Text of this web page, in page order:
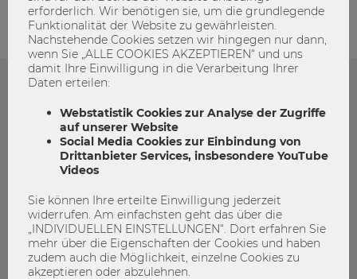
erforderlich. Wir benötigen sie, um die grundlegende
Funktionalität der Website zu gewährleisten.
Nachstehende Cookies setzen wir hingegen nur dann,
wenn Sie „ALLE COOKIES AKZEPTIEREN“ und uns
damit Ihre Einwilligung in die Verarbeitung Ihrer
Daten erteilen:
Webstatistik Cookies zur Analyse der Zugriffe
auf unserer Website
Social Media Cookies zur Einbindung von
Drittanbieter Services, insbesondere YouTube
Videos
Sie können Ihre erteilte Einwilligung jederzeit
widerrufen. Am einfachsten geht das über die
„INDIVIDUELLEN EINSTELLUNGEN“. Dort erfahren Sie
mehr über die Eigenschaften der Cookies und haben
zudem auch die Möglichkeit, einzelne Cookies zu
akzeptieren oder abzulehnen.